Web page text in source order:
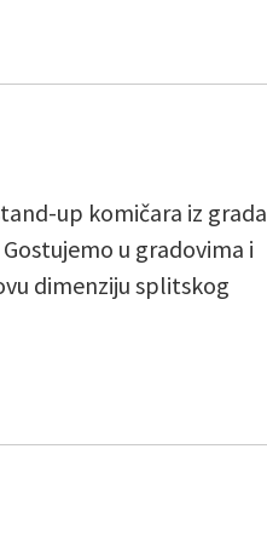
up komičara iz grada
u gradovima i
dimenziju splitskog